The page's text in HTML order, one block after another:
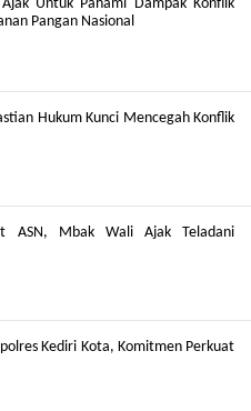
Untuk Pahami Dampak Konflik
Pangan Nasional
Hukum Kunci Mencegah Konflik
ASN, Mbak Wali Ajak Teladani
Kediri Kota, Komitmen Perkuat